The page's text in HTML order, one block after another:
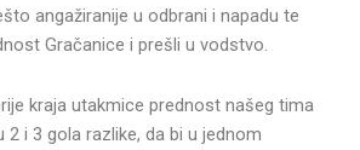
angažiranije u odbrani i napadu te
Gračanice i prešli u vodstvo.
kraja utakmice prednost našeg tima
2 i 3 gola razlike, da bi u jednom